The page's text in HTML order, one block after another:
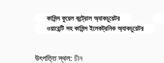
কামিন্স ফুয়েল কন্ট্রোল অ্যাকচুয়েটর
ওয়ারেন্টি সহ কামিন্স ইলেকট্রনিক অ্যাকচুয়েটর
উৎপত্তি স্থল: চীন